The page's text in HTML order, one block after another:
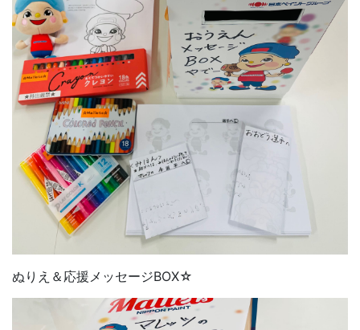
ぬりえ＆応援メッセージBOX☆